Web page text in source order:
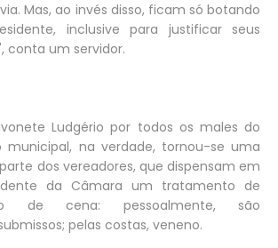
Mas, ao invés disso, ficam só botando
inclusive para justificar seus
conta um servidor.
Ludgério por todos os males do
municipal, na verdade, tornou-se uma
dos vereadores, que dispensam em
da Câmara um tratamento de
de cena: pessoalmente, são
pelas costas, veneno.